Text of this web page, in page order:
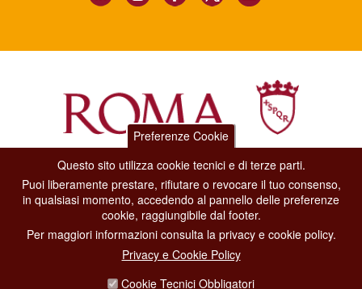
Dipartimento Grandi Eventi, Sport, Turismo e Moda.
Via di San Basilio, 51
00187 Roma
CONTACT CENTER TEL. 06 06 08
CONTATTA LA REDAZIONE
Preferenze Cookie
Questo sito utilizza cookie tecnici e di terze parti.
Puoi liberamente prestare, rifiutare o revocare il tuo consenso,
in qualsiasi momento, accedendo al pannello delle preferenze
cookie, raggiungibile dal footer.
Per maggiori informazioni consulta la privacy e cookie policy.
Privacy e Cookie Policy
Cookie Tecnici Obbligatori